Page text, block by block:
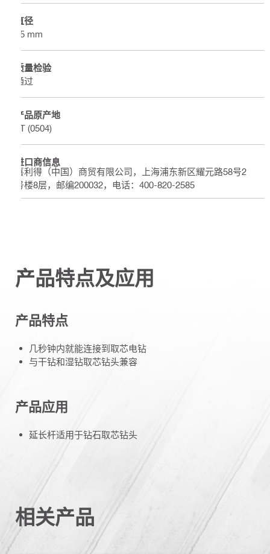
直径
55 mm
质量检验
通过
产品原产地
AT (0504)
进口商信息
喜利得（中国）商贸有限公司，上海浦东新区耀元路58号2
号楼8层，邮编200032，电话：400-820-2585
产品特点及应用
产品特点
几秒钟内就能连接到取芯电钻
与干钻和湿钻取芯钻头兼容
产品应用
延长杆适用于钻石取芯钻头
相关产品